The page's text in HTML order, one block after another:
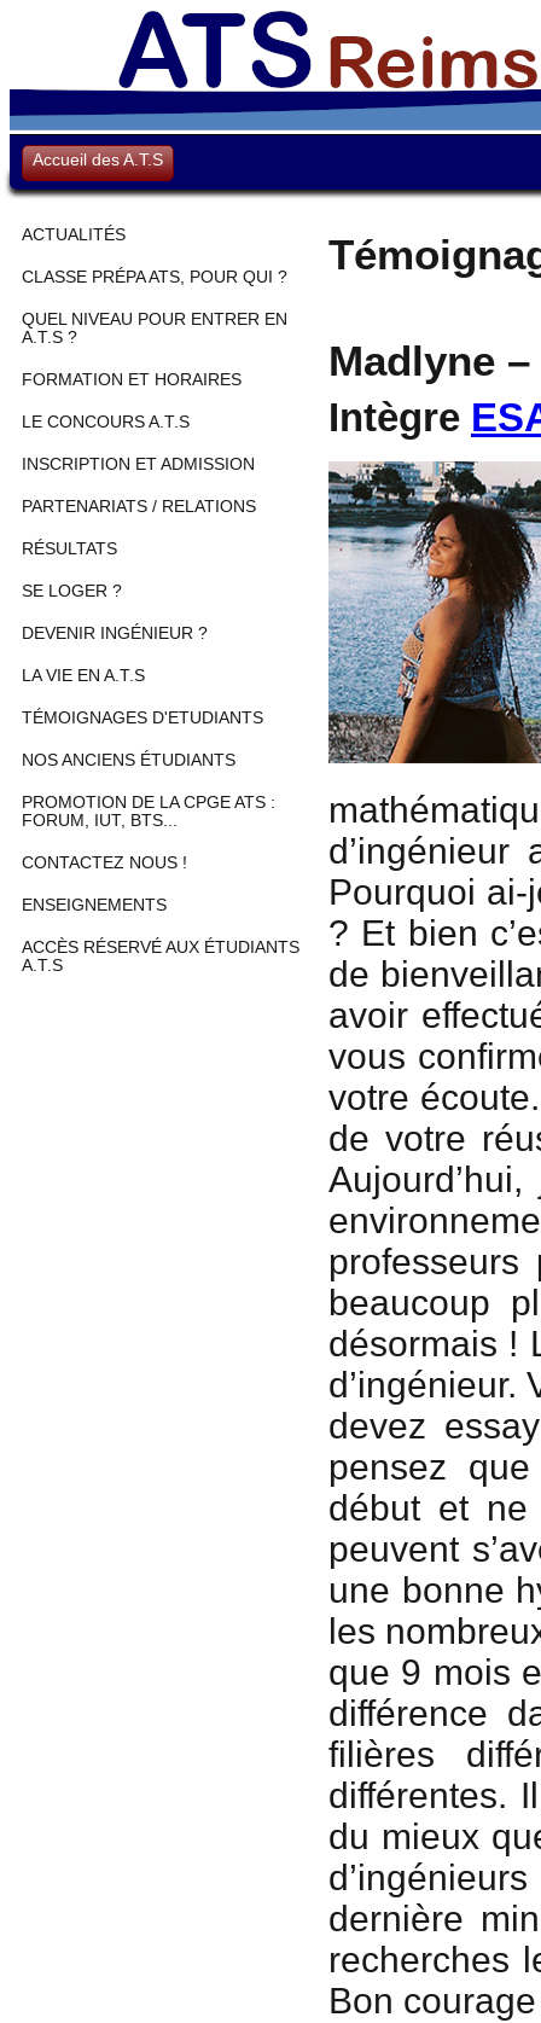
Accueil des A.T.S
ACTUALITÉS
CLASSE PRÉPA ATS, POUR QUI ?
QUEL NIVEAU POUR ENTRER EN
A.T.S ?
FORMATION ET HORAIRES
LE CONCOURS A.T.S
INSCRIPTION ET ADMISSION
PARTENARIATS / RELATIONS
RÉSULTATS
SE LOGER ?
DEVENIR INGÉNIEUR ?
LA VIE EN A.T.S
TÉMOIGNAGES D'ETUDIANTS
NOS ANCIENS ÉTUDIANTS
PROMOTION DE LA CPGE ATS :
FORUM, IUT, BTS...
CONTACTEZ NOUS !
ENSEIGNEMENTS
ACCÈS RÉSERVÉ AUX ÉTUDIANTS
A.T.S
Madlyne
Intègre
Pourquoi ai-
? Et bien
de
avoir
vous
votre
de votre
professeurs
beaucoup
désormais !
d’ingénieur.
devez
pensez
début et
peuvent
une bonne
les
que 9 mois
différence
filières
différentes.
du mieux
dernière
recherches
Bon